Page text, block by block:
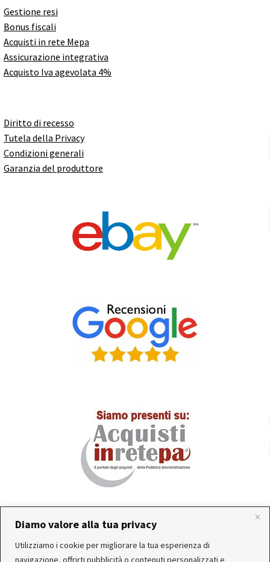
Diamo valore alla tua privacy
Utilizziamo i cookie per migliorare la tua esperienza di
navigazione, offrirti pubblicità o contenuti personalizzati e
In occasione delle FERIE ESTIVE, alcune aziende
produttrici e corrieri potrebbero sospendere o rallentare
Gestione resi
Bonus fiscali
Acquisti in rete Mepa
Assicurazione integrativa
Acquisto Iva agevolata 4%
Diritto di recesso
Tutela della Privacy
Condizioni generali
Garanzia del produttore
Servizio clienti attivo: Da Lunedì a Venerdì dalle 10:30 alle